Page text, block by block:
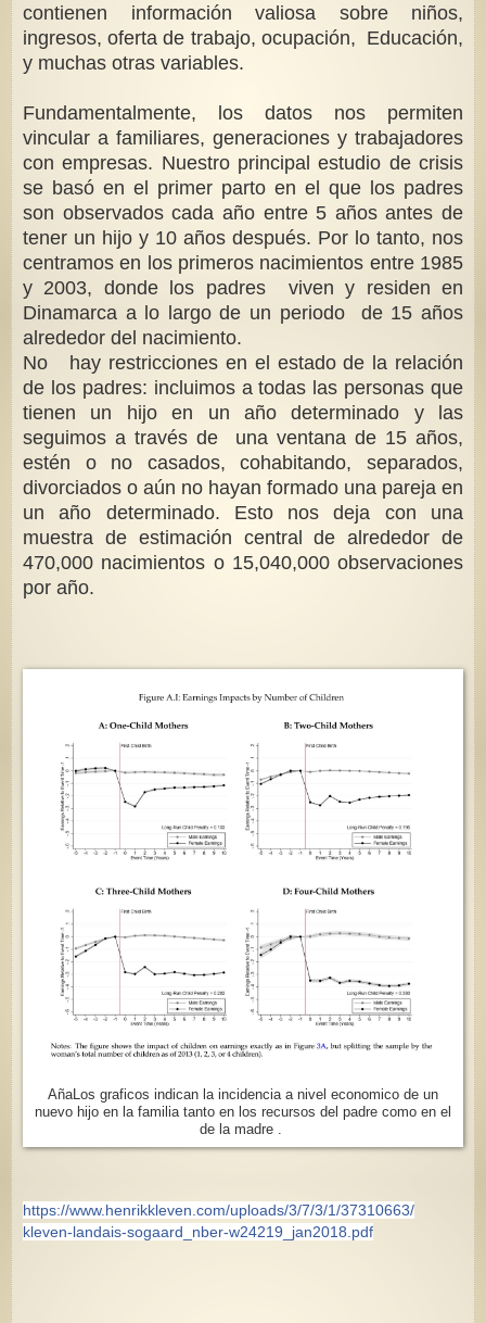
contienen información valiosa sobre niños,
ingresos, oferta de trabajo, ocupación, Educación,
y muchas otras variables.
Fundamentalmente, los datos nos permiten
vincular a familiares, generaciones y trabajadores
con empresas. Nuestro principal estudio de crisis
se basó en el primer parto en el que los padres
son observados cada año entre 5 años antes de
tener un hijo y 10 años después. Por lo tanto, nos
centramos en los primeros nacimientos entre 1985
y 2003, donde los padres viven y residen en
Dinamarca a lo largo de un periodo de 15 años
alrededor del nacimiento.
No hay restricciones en el estado de la relación
de los padres: incluimos a todas las personas que
tienen un hijo en un año determinado y las
seguimos a través de una ventana de 15 años,
estén o no casados, cohabitando, separados,
divorciados o aún no hayan formado una pareja en
un año determinado. Esto nos deja con una
muestra de estimación central de alrededor de
470,000 nacimientos o 15,040,000 observaciones
por año.
AñaLos graficos indican la incidencia a nivel economico de un
nuevo hijo en la familia tanto en los recursos del padre como en el
de la madre .
https://www.henrikkleven.com/uploads/3/7/3/1/37310663/
kleven-landais-sogaard_nber-w24219_jan2018.pdf